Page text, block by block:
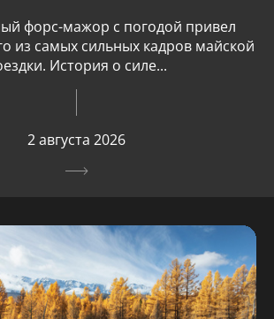
форс-мажор с погодой привел
из самых сильных кадров майской
История о силе...
2 августа 2026